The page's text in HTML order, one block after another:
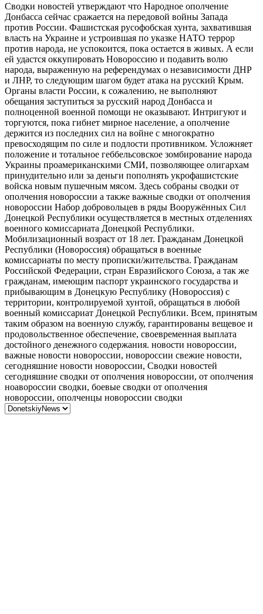
Сводки новостей утверждают что Народное ополчение
Донбасса сейчас сражается на передовой войны Запада
против России. Фашистская русофобская хунта, захватившая
власть на Украине и устроившая по указке НАТО террор
против народа, не успокоится, пока остается в живых. А если
ей удастся оккупировать Новороссию и подавить волю
народа, выраженную на референдумах о независимости ДНР
и ЛНР, то следующим шагом будет атака на русский Крым.
Органы власти России, к сожалению, не выполняют
обещания заступиться за русский народ Донбасса и
полноценной военной помощи не оказывают. Интригуют и
торгуются, пока гибнет мирное население, а ополчение
держится из последних сил на войне с многократно
превосходящим по силе и подлости противником. Усложняет
положение и тотальное геббельсовское зомбирование народа
Украины проамериканскими СМИ, позволяющее олигархам
принудительно или за деньги пополнять укрофашистские
войска новым пушечным мясом. Здесь собраны сводки от
ополчения новороссии а также важные сводки от ополчения
новороссии Набор добровольцев в ряды Вооружённых Сил
Донецкой Республики осуществляется в местных отделениях
военного комиссариата Донецкой Республики.
Мобилизационный возраст от 18 лет. Гражданам Донецкой
Республики (Новороссия) обращаться в военные
комиссариаты по месту прописки/жительства. Гражданам
Российской Федерации, стран Евразийского Союза, а так же
гражданам, имеющим паспорт украинского государства и
прибывающим в Донецкую Республику (Новороссия) с
территории, контролируемой хунтой, обращаться в любой
военный комиссариат Донецкой Республики. Всем, принятым
таким образом на военную службу, гарантированы вещевое и
продовольственное обеспечение, своевременная выплата
достойного денежного содержания. новости новороссии,
важные новости новороссии, новороссии свежие новости,
сегодняшние новости новороссии, Сводки новостей
сегодняшние сводки от ополчения новороссии, от ополчения
ноавороссии сводки, боевые сводки от ополчения
новороссии, ополченцы новороссии сводки